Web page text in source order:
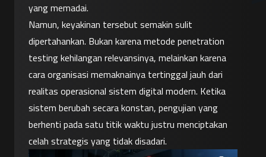
yang memadai.
Namun, keyakinan tersebut semakin sulit
dipertahankan. Bukan karena metode penetration
testing kehilangan relevansinya, melainkan karena
cara organisasi memaknainya tertinggal jauh dari
realitas operasional sistem digital modern. Ketika
sistem berubah secara konstan, pengujian yang
berhenti pada satu titik waktu justru menciptakan
celah strategis yang tidak disadari.